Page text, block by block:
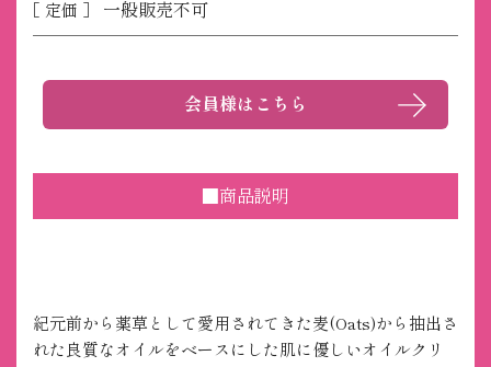
［ 定価 ］ 一般販売不可
会員様はこちら
■商品説明
紀元前から薬草として愛用されてきた麦(Oats)から抽出さ
れた良質なオイルをベースにした肌に優しいオイルクリ